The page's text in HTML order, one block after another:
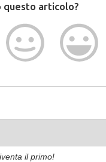
articolo?
il primo!